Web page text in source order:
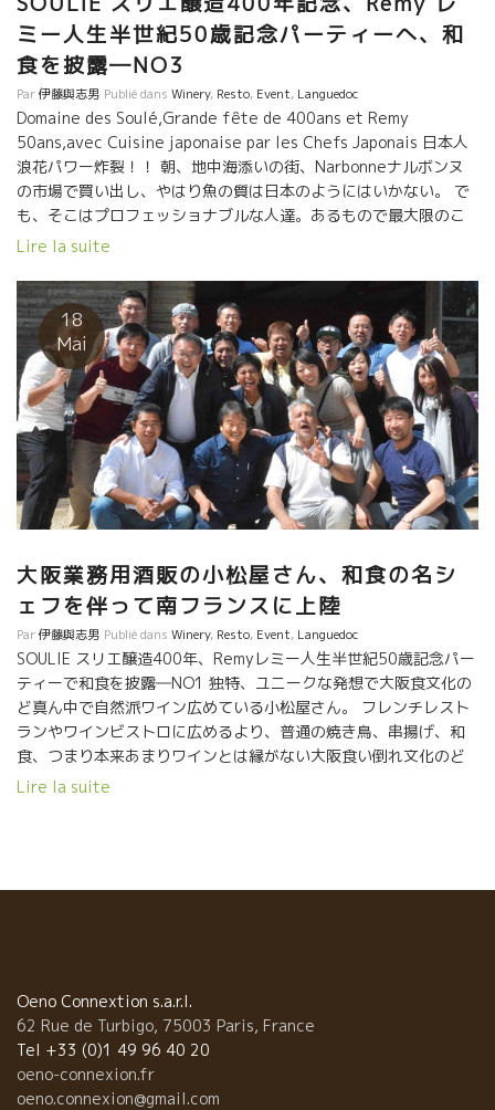
ミー人生半世紀50歳記念パーティーへ、和
食を披露―NO3
Par伊藤與志男 Publié dans Winery, Resto, Event, Languedoc
Domaine des Soulé,Grande fête de 400ans et Remy
50ans,avec Cuisine japonaise par les Chefs Japonais 日本人
浪花パワー炸裂！！ 朝、地中海添いの街、Narbonneナルボンヌ
の市場で買い出し、やはり魚の質は日本のようにはいかない。 で
も、そこはプロフェッショナブルな人達。あるもので最大限のこ
とを実現すべく頭を捻らせて工夫仕込み。 肉類は流石にフラン
しの仕込みに気合が入る。星川さんも地中海マグロの解体、仕込
み中。 小松屋スタッフも抜群のチームワークでスピーディーな動
き。 焼き鳥、この道２５年の竹間さん、バーベキュー台にブロッ
クを並べて緊急焼き鳥台を造ってしまった。 皆、現場にあるもの
を使って整えてしまう、この対応力が凄い。 この動きにフランス
人、レミーさんもビックリ。 フランスチームも負けじと豚の丸焼
き、ムール貝のワイン蒸しを準備中。
Lire la suite
18
Mai
大阪業務用酒販の小松屋さん、和食の名シ
ェフを伴って南フランスに上陸
Par伊藤與志男 Publié dans Winery, Resto, Event, Languedoc
SOULIE スリエ醸造400年、Remyレミー人生半世紀50歳記念パー
ティーで和食を披露―NO1 独特、ユニークな発想で大阪食文化の
ど真ん中で自然派ワイン広めている小松屋さん。 フレンチレスト
ランやワインビストロに広めるより、普通の焼き鳥、串揚げ、和
食、つまり本来あまりワインとは縁がない大阪食い倒れ文化のど
真ん中に自然派ワインを伸ばしている。 藤田社長 『ゴチャゴチャ
年、５０歳の前掛けをレミーにプレゼント！ 流石のパフォーマン
ス。 そして、今夜は２５０名ほどのレミーの友人、大切な人、醸
造元仲間、地元で活躍する著名人が集まる。 そこで、大阪で人気
の和食を披露しようとの、夢のような企画！！ 今夜は、浪花の食
文化のど真ん中の名シェフ達が腕をふるう。
Lire la suite
Oeno Connextion s.a.r.l.
62 Rue de Turbigo, 75003 Paris, France
Tel +33 (0)1 49 96 40 20
oeno-connexion.fr
oeno.connexion@gmail.com